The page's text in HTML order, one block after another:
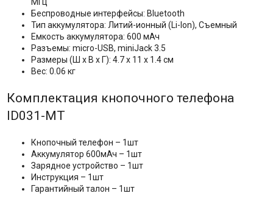
Беспроводные интерфейсы: Bluetooth
Тип аккумулятора: Литий-ионный (Li-Ion), Съемный
Емкость аккумулятора: 600 мАч
Разъемы: micro-USB, miniJack 3.5
Размеры (Ш х В х Г): 4.7 х 11 х 1.4 см
Вес: 0.06 кг
Комплектация кнопочного телефона
ID031-МТ
Кнопочный телефон – 1шт
Аккумулятор 600мАч – 1шт
Зарядное устройство – 1шт
Инструкция – 1шт
Гарантийный талон – 1шт